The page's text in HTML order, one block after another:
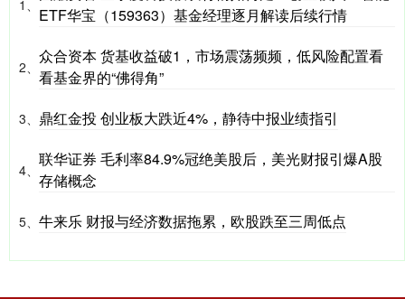
1、 ETF华宝（159363）基金经理逐月解读后续行情
2、
众合资本 货基收益破1，市场震荡频频，低风险配置看
看基金界的“佛得角”
3、 鼎红金投 创业板大跌近4%，静待中报业绩指引
4、
联华证券 毛利率84.9%冠绝美股后，美光财报引爆A股
存储概念
5、 牛来乐 财报与经济数据拖累，欧股跌至三周低点